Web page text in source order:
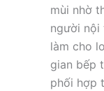
mùi nhờ
người nội
làm cho
gian bếp
phối hợp